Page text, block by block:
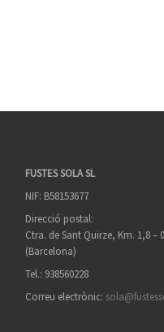
FUSTES SOLA SL
NIF: B58153677
Direcció postal:
Ctra. de Sant Quirze, Km. 1,8 –
(Barcelona)
Tel.: 938560228
Correu electrònic: